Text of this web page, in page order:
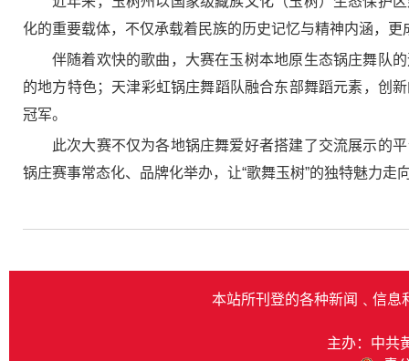
化的重要载体，不仅承载着民族的历史记忆与精神内涵，
伴随着欢快的歌曲，大赛在玉树本地原生态锅庄舞队
的地方特色；天津彩虹锅庄舞蹈队融合东部舞蹈元素，
冠军。
此次大赛不仅为各地锅庄舞爱好者搭建了交流展示的
锅庄赛事常态化、品牌化举办，让“歌舞玉树”的独特魅力
本站所刊登的各种新闻﹑信息
主办：中共